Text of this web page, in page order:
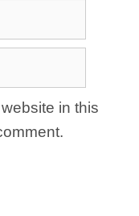
in this